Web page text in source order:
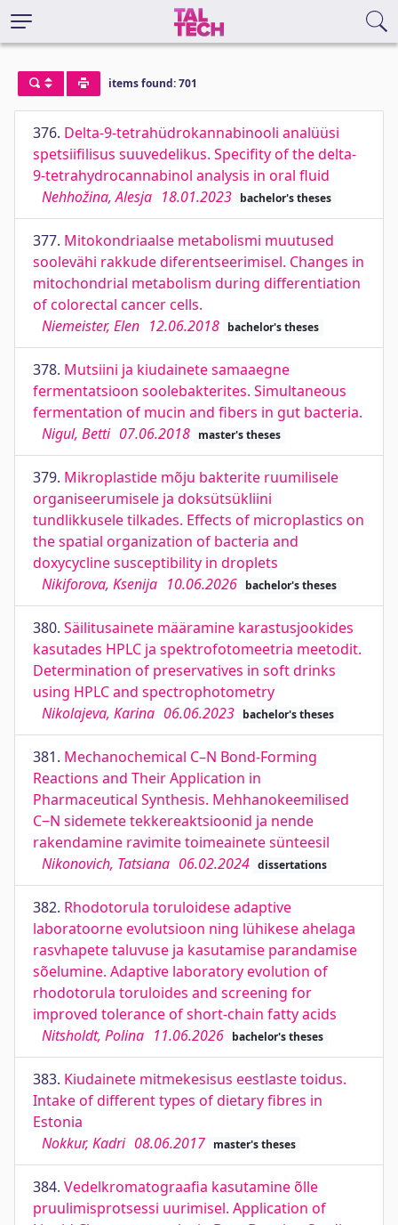
items found: 701
376. Delta-9-tetrahüdrokannabinooli analüüsi
spetsiifilisus suuvedelikus. Specifity of the delta-
9-tetrahydrocannabinol analysis in oral fluid
Nehhožina, Alesja 18.01.2023 bachelor's theses
377. Mitokondriaalse metabolismi muutused
soolevähi rakkude diferentseerimisel. Changes in
mitochondrial metabolism during differentiation
of colorectal cancer cells.
Niemeister, Elen 12.06.2018 bachelor's theses
378. Mutsiini ja kiudainete samaaegne
fermentatsioon soolebakterites. Simultaneous
fermentation of mucin and fibers in gut bacteria.
Nigul, Betti 07.06.2018 master's theses
379. Mikroplastide mõju bakterite ruumilisele
organiseerumisele ja doksütsükliini
tundlikkusele tilkades. Effects of microplastics on
the spatial organization of bacteria and
doxycycline susceptibility in droplets
Nikiforova, Ksenija 10.06.2026 bachelor's theses
380. Säilitusainete määramine karastusjookides
kasutades HPLC ja spektrofotomeetria meetodit.
Determination of preservatives in soft drinks
using HPLC and spectrophotometry
Nikolajeva, Karina 06.06.2023 bachelor's theses
381. Mechanochemical C–N Bond-Forming
Reactions and Their Application in
Pharmaceutical Synthesis. Mehhanokeemilised
C‒N sidemete tekkereaktsioonid ja nende
rakendamine ravimite toimeainete sünteesil
Nikonovich, Tatsiana 06.02.2024 dissertations
382. Rhodotorula toruloidese adaptive
laboratoorne evolutsioon ning lühikese ahelaga
rasvhapete taluvuse ja kasutamise parandamise
sõelumine. Adaptive laboratory evolution of
rhodotorula toruloides and screening for
improved tolerance of short-chain fatty acids
Nitsholdt, Polina 11.06.2026 bachelor's theses
383. Kiudainete mitmekesisus eestlaste toidus.
Intake of different types of dietary fibres in
Estonia
Nokkur, Kadri 08.06.2017 master's theses
384. Vedelkromatograafia kasutamine õlle
pruulimisprotsessi uurimisel. Application of